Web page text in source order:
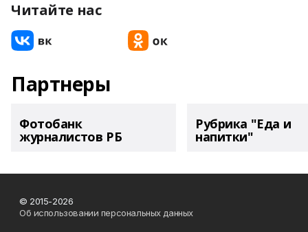
Читайте нас
Партнеры
Фотобанк
журналистов РБ
Рубрика "Еда и
напитки"
© 2015-2026
Об использовании персональных данных